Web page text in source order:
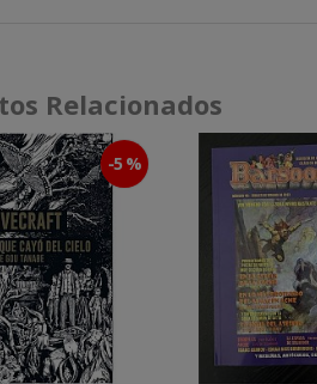
Relacionados
-5 %